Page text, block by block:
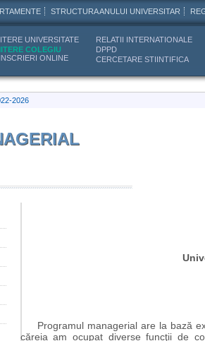
STRUCTURA ANULUI UNIVERSITAR
UNIVERSITATE
COLEGIU
ONLINE
RELATII INTERNATIONALE
DPPD
CERCETARE STIINTIFICA
2026
Programul managerial are la bază
căreia am ocupat diverse funcţii de